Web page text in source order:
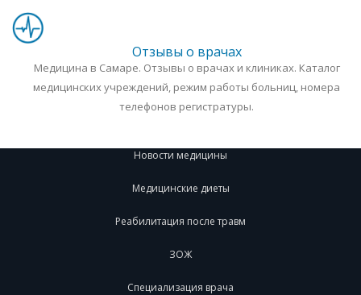
Отзывы о врачах
Медицина в Самаре. Отзывы о врачах и клиниках. Каталог
медицинских учреждений, режим работы больниц, номера
телефонов регистратуры.
Новости медицины
Медицинские диеты
Реабилитация после травм
ЗОЖ
Специализация врача